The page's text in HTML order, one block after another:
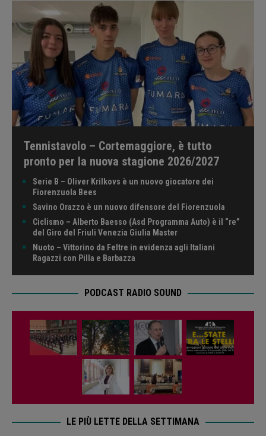
Tennistavolo – Cortemaggiore, è tutto
pronto per la nuova stagione 2026/2027
Serie B – Oliver Krilkovs è un nuovo giocatore dei
Fiorenzuola Bees
Savino Orazzo è un nuovo difensore del Fiorenzuola
Ciclismo – Alberto Baesso (Asd Programma Auto) è il “re”
del Giro del Friuli Venezia Giulia Master
Nuoto – Vittorino da Feltre in evidenza agli Italiani
Ragazzi con Pilla e Barbazza
PODCAST RADIO SOUND
LE PIÙ LETTE DELLA SETTIMANA